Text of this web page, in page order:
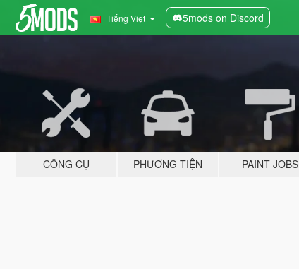
Tiếng Việt 5mods on Discord
CÔNG CỤ PHƯƠNG TIỆN PAINT JOBS